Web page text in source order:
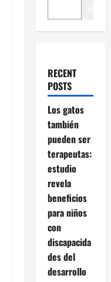
RECENT
POSTS
Los gatos
también
pueden ser
terapeutas:
estudio
revela
beneficios
para niños
con
discapacida
des del
desarrollo